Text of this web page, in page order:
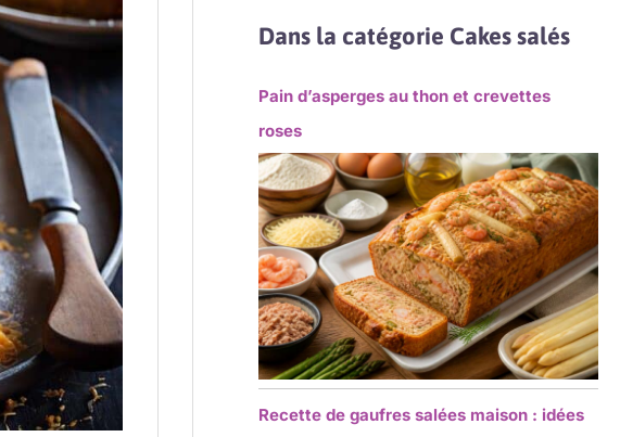
Dans la catégorie Cakes salés
Pain d’asperges au thon et crevettes
roses
Recette de gaufres salées maison : idées